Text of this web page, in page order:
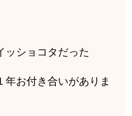
ッショコタだった
年お付き合いがありま